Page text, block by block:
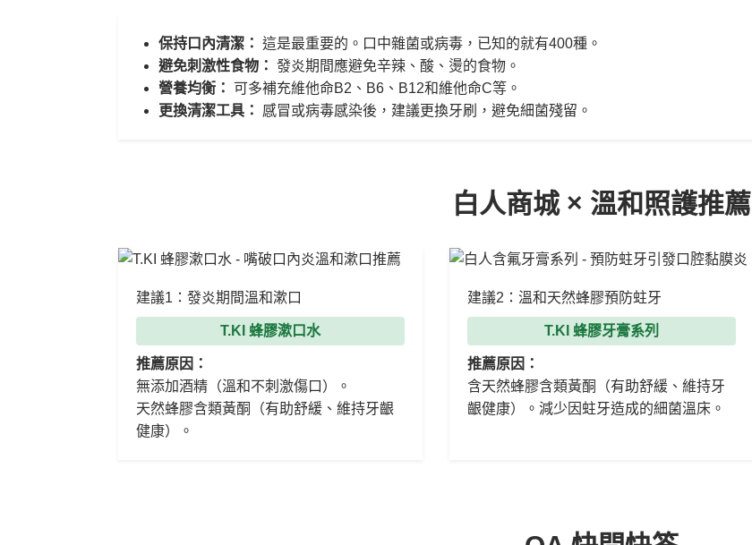
保持口內清潔： 這是最重要的。口中雜菌或病毒，已知的就有400種。
避免刺激性食物： 發炎期間應避免辛辣、酸、燙的食物。
營養均衡：
可多補充維他命B2、B6、B12和維他命C等。
更換清潔工具：
感冒或病毒感染後，建議更換牙刷，避免細菌殘留。
白人商城 × 溫和照護推薦
建議1：發炎期間溫和漱口
T.KI 蜂膠漱口水
推薦原因：
無添加酒精（溫和不刺激傷口）。
天然蜂膠含類黃酮（有助舒緩、維持牙齦
健康）。
建議2：溫和天然蜂膠預防蛀牙
T.KI 蜂膠牙膏系列
推薦原因：
含天然蜂膠含類黃酮（有助舒緩、維持牙
齦健康）。減少因蛀牙造成的細菌溫床。